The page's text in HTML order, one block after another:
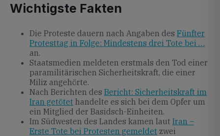
Wichtigste Fakten
Die Proteste dauern nach Angaben des Fünfter
Protesttag in Folge: Mindestens drei Tote bei …
an.
Staatsmedien meldeten erstmals den Tod einer
paramilitärischen Sicherheitskraft, die einer
Miliz angehörte.
Nach Berichten des Bericht: Sicherheitskraft im
Iran getötet handelte es sich bei dem Opfer um
ein Mitglied der Basidsch-Einheiten.
Im Südwesten des Landes kamen laut Iran –
Erste Tote bei Protesten gemeldet zwei